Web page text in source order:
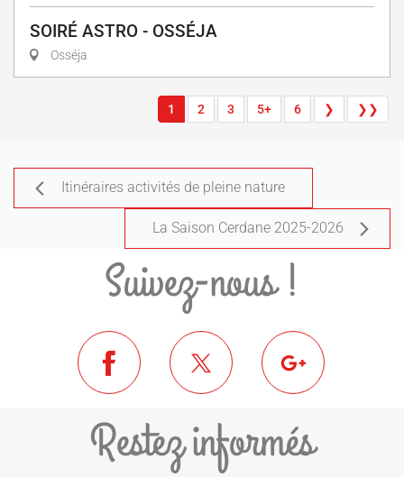
SOIRÉ ASTRO - OSSÉJA
Osséja
1 2 3 5+ 6 ❯ ❯❯
Itinéraires activités de pleine nature
La Saison Cerdane 2025-2026
Suivez-nous !
Restez informés